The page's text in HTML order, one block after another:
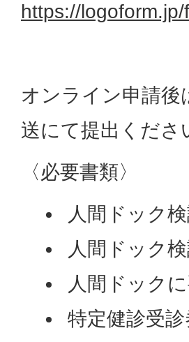
https://
オンライン申請後
送にて提出くださ
〈必要書類〉
人間ドック
人間ドック
人間ドック
特定健診受